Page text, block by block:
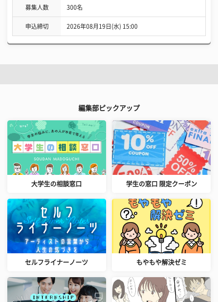
募集人数 300名
申込締切 2026年08月19日(水) 15:00
編集部ピックアップ
大学生の相談窓口 学生の窓口 限定クーポン
セルフライナーノーツ もやもや解決ゼミ